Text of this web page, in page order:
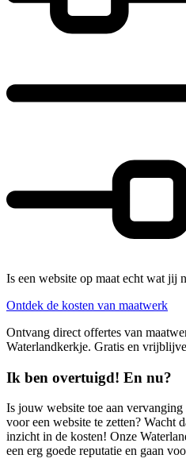
Is een website op maat echt wat jij
Ontdek de kosten van maatwerk
Ontvang direct offertes van
Waterlandkerkje. Gratis en
Ik ben overtuigd! En nu?
Is jouw website toe aan
voor een website te zetten? Wacht
inzicht in de kosten! Onze
een erg goede reputatie en gaan